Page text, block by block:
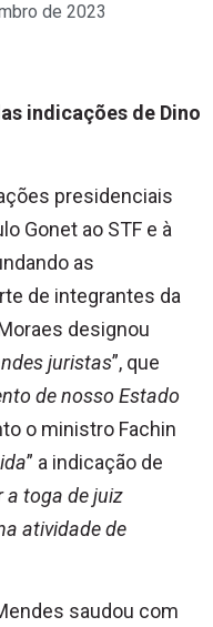
de 2023
indicações de Dino
presidenciais
Gonet ao STF e à
as
de integrantes da
designou
juristas”, que
de nosso Estado
o ministro Fachin
” a indicação de
a toga de juiz
atividade de
saudou com